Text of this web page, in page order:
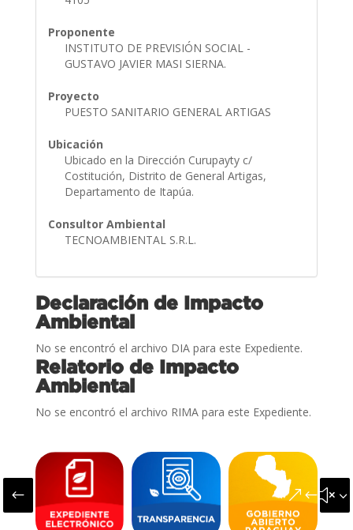
Proponente
INSTITUTO DE PREVISIÓN SOCIAL -
GUSTAVO JAVIER MASI SIERNA.
Proyecto
PUESTO SANITARIO GENERAL ARTIGAS
Ubicación
Ubicado en la Dirección Curupayty c/
Costitución, Distrito de General Artigas,
Departamento de Itapúa.
Consultor Ambiental
TECNOAMBIENTAL S.R.L.
Declaración de Impacto
Ambiental
No se encontró el archivo DIA para este Expediente.
Relatorio de Impacto
Ambiental
No se encontró el archivo RIMA para este Expediente.
#